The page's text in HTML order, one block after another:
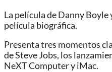
La película de Danny
película biográfica.
Presenta tres momentos
de Steve Jobs, los
NeXT Computer y iMac.